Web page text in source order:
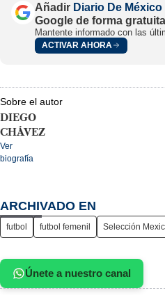
Añadir Diario De México
Google de forma
Mantente informado con las
ACTIVAR AHORA
Sobre el autor
DIEGO
CHÁVEZ
Ver
biografía
ARCHIVADO EN
futbol futbol femenil Selección
Únete a nuestro canal